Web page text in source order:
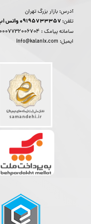
آدرس: بازار بزرگ تهران
تلفن:
سامانه پیامک :
ایمیل: info@kalanix.com